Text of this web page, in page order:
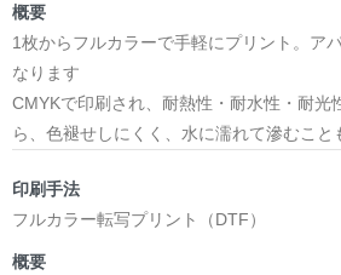
概要
1枚からフルカラーで手軽にプリント。ア
なります
CMYKで印刷され、耐熱性・耐水性・耐光
ら、色褪せしにくく、水に濡れて滲むこと
印刷手法
フルカラー転写プリント（DTF）
概要